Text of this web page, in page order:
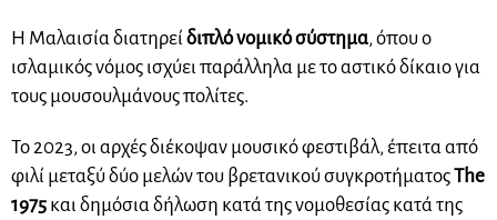
Η Μαλαισία διατηρεί διπλό νομικό σύστημα, όπου ο
ισλαμικός νόμος ισχύει παράλληλα με το αστικό δίκαιο για
τους μουσουλμάνους πολίτες.
Το 2023, οι αρχές διέκοψαν μουσικό φεστιβάλ, έπειτα από
φιλί μεταξύ δύο μελών του βρετανικού συγκροτήματοςThe
1975 και δημόσια δήλωση κατά της νομοθεσίας κατά της